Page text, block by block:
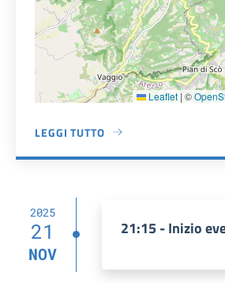
Leaflet | ©
LEGGI TUTTO
A PROPOSITO DI CINEMA TEATRO
2025
21
NOV
21:15 - Inizio